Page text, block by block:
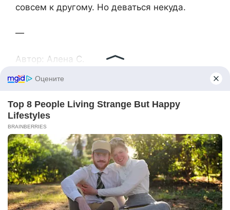
совсем к другому. Но деваться некуда.
—
Автор: Алена С.